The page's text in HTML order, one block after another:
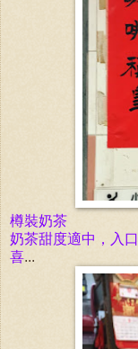
樽裝奶茶
奶茶甜度適中， 入口
喜...